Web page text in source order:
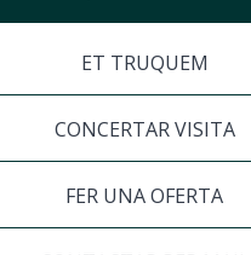
ET TRUQUEM
CONCERTAR VISITA
FER UNA OFERTA